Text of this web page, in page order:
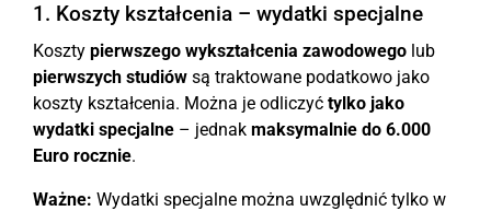
1. Koszty kształcenia – wydatki specjalne
Koszty pierwszego wykształcenia zawodowego lub
pierwszych studiów są traktowane podatkowo jako
koszty kształcenia. Można je odliczyć tylko jako
wydatki specjalne – jednak maksymalnie do 6.000
Euro rocznie.
Ważne: Wydatki specjalne można uwzględnić tylko w